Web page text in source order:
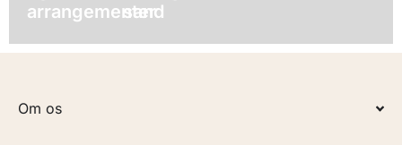
arrangementer
sand
Om os